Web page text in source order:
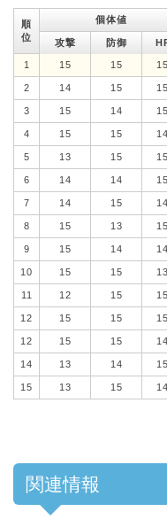
順
位
個体値
攻撃
防御
1 15 15 15
2 14 15 15
3 15 14 15
4 15 15 14
5 13 15 15
6 14 14 15
7 14 15 14
8 15 13 15
9 15 14 14
10 15 15 13
11 12 15 15
12 15 15 15
12 15 15 14
14 13 14 15
15 13 15 14
関連情報